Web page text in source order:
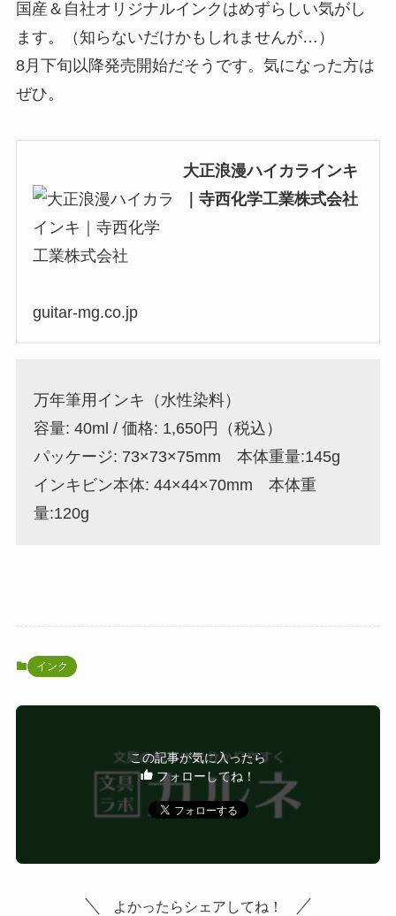
国産＆自社オリジナルインクはめずらしい気がし
ます。（知らないだけかもしれませんが…）
8月下旬以降発売開始だそうです。気になった方は
ぜひ。
大正浪漫ハイカラインキ
｜寺西化学工業株式会社
guitar-mg.co.jp
万年筆用インキ（水性染料）
容量: 40ml / 価格: 1,650円（税込）
パッケージ: 73×73×75mm 本体重量:145g
インキビン本体: 44×44×70mm 本体重
量:120g
インク
この記事が気に入ったら
フォローしてね！
よかったらシェアしてね！